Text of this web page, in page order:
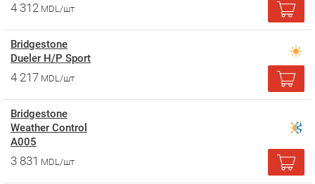
4 312 MDL/шт
Bridgestone
Dueler H/P Sport
4 217 MDL/шт
Bridgestone
Weather Control
A005
3 831 MDL/шт